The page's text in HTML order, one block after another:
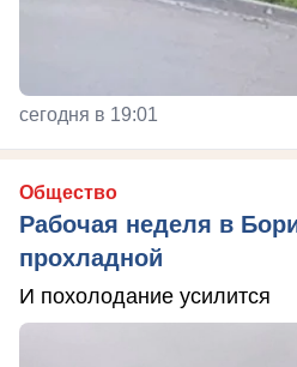
сегодня в 19:01
Общество
Рабочая неделя в
прохладной
И похолодание усилится